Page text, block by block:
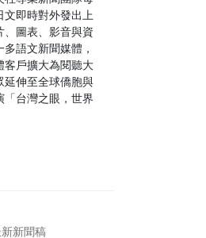
文即時對外發出上
、圖表、影音與資
語文新聞媒體，
客戶擴大為閱聽大
延伸至全球僑胞與
「台灣之眼，世界
新聞稿